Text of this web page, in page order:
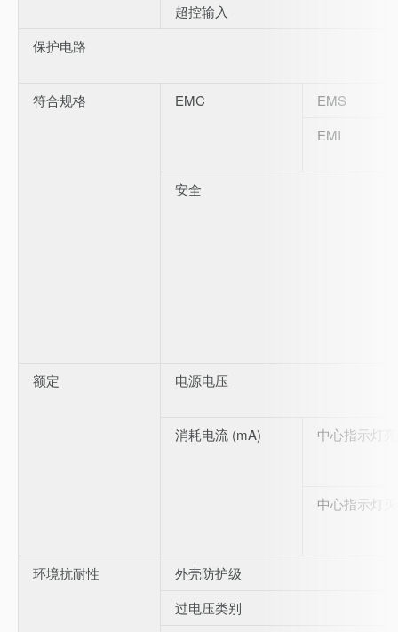
超控输入
保护电路
符合规格 EMC
EMS
EMI
安全
额定 电源电压
消耗电流 (mA) 中心指示灯
中心指示灯
环境抗耐性
外壳防护级
过电压类别